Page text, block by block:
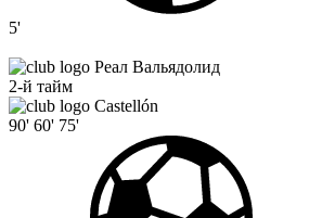
5'
Реал Вальядолид
2-й тайм
Castellón
90' 60' 75'